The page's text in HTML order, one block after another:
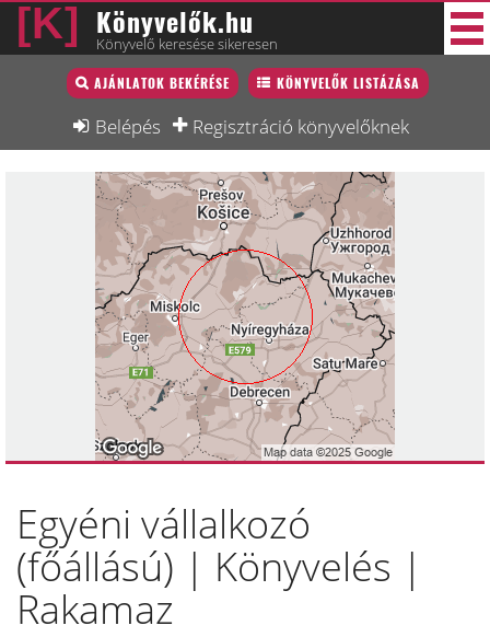
Könyvelők.hu
Könyvelő keresése sikeresen
AJÁNLATOK BEKÉRÉSE KÖNYVELŐK LISTÁZÁSA
Belépés Regisztráció könyvelőknek
Könyvelő lista
Könyvelési munkák
Képzésnaptár
Egyéni vállalkozó
(főállású) | Könyvelés |
Rakamaz